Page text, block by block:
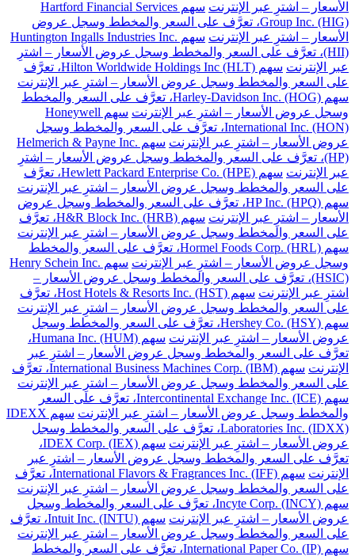
الأسعار – اشترِ عبر الإنترنت
سهم Hartford Financial Services
Group Inc. (HIG)، تعرَّف على السعر والمخطط وسجل عروض
الأسعار – اشترِ عبر الإنترنت
سهم Huntington Ingalls Industries Inc.
(HII)، تعرَّف على السعر والمخطط وسجل عروض الأسعار – اشترِ
عبر الإنترنت
سهم Hilton Worldwide Holdings Inc (HLT)، تعرَّف
على السعر والمخطط وسجل عروض الأسعار – اشترِ عبر الإنترنت
سهم Harley-Davidson Inc. (HOG)، تعرَّف على السعر والمخطط
وسجل عروض الأسعار – اشترِ عبر الإنترنت
سهم Honeywell
International Inc. (HON)، تعرَّف على السعر والمخطط وسجل
عروض الأسعار – اشترِ عبر الإنترنت
سهم Helmerich & Payne Inc.
(HP)، تعرَّف على السعر والمخطط وسجل عروض الأسعار – اشترِ
عبر الإنترنت
سهم Hewlett Packard Enterprise Co. (HPE)، تعرَّف
على السعر والمخطط وسجل عروض الأسعار – اشترِ عبر الإنترنت
سهم HP Inc. (HPQ)، تعرَّف على السعر والمخطط وسجل عروض
الأسعار – اشترِ عبر الإنترنت
سهم H&R Block Inc. (HRB)، تعرَّف
على السعر والمخطط وسجل عروض الأسعار – اشترِ عبر الإنترنت
سهم Hormel Foods Corp. (HRL)، تعرَّف على السعر والمخطط
وسجل عروض الأسعار – اشترِ عبر الإنترنت
سهم Henry Schein Inc.
(HSIC)، تعرَّف على السعر والمخطط وسجل عروض الأسعار –
اشترِ عبر الإنترنت
سهم Host Hotels & Resorts Inc. (HST)، تعرَّف
على السعر والمخطط وسجل عروض الأسعار – اشترِ عبر الإنترنت
سهم Hershey Co. (HSY)، تعرَّف على السعر والمخطط وسجل
عروض الأسعار – اشترِ عبر الإنترنت
سهم Humana Inc. (HUM)،
تعرَّف على السعر والمخطط وسجل عروض الأسعار – اشترِ عبر
الإنترنت
سهم International Business Machines Corp. (IBM)، تعرَّف
على السعر والمخطط وسجل عروض الأسعار – اشترِ عبر الإنترنت
سهم Intercontinental Exchange Inc. (ICE)، تعرَّف على السعر
والمخطط وسجل عروض الأسعار – اشترِ عبر الإنترنت
سهم IDEXX
Laboratories Inc. (IDXX)، تعرَّف على السعر والمخطط وسجل
عروض الأسعار – اشترِ عبر الإنترنت
سهم IDEX Corp. (IEX)،
تعرَّف على السعر والمخطط وسجل عروض الأسعار – اشترِ عبر
الإنترنت
سهم International Flavors & Fragrances Inc. (IFF)، تعرَّف
على السعر والمخطط وسجل عروض الأسعار – اشترِ عبر الإنترنت
سهم Incyte Corp. (INCY)، تعرَّف على السعر والمخطط وسجل
عروض الأسعار – اشترِ عبر الإنترنت
سهم Intuit Inc. (INTU)، تعرَّف
على السعر والمخطط وسجل عروض الأسعار – اشترِ عبر الإنترنت
سهم International Paper Co. (IP)، تعرَّف على السعر والمخطط